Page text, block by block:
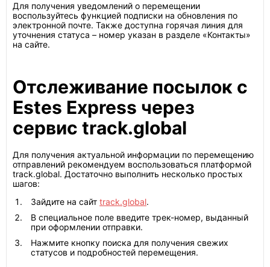
Для получения уведомлений о перемещении
воспользуйтесь функцией подписки на обновления по
электронной почте. Также доступна горячая линия для
уточнения статуса – номер указан в разделе «Контакты»
на сайте.
Отслеживание посылок с
Estes Express через
сервис track.global
Для получения актуальной информации по перемещению
отправлений рекомендуем воспользоваться платформой
track.global. Достаточно выполнить несколько простых
шагов:
Зайдите на сайт track.global.
В специальное поле введите трек-номер, выданный
при оформлении отправки.
Нажмите кнопку поиска для получения свежих
статусов и подробностей перемещения.